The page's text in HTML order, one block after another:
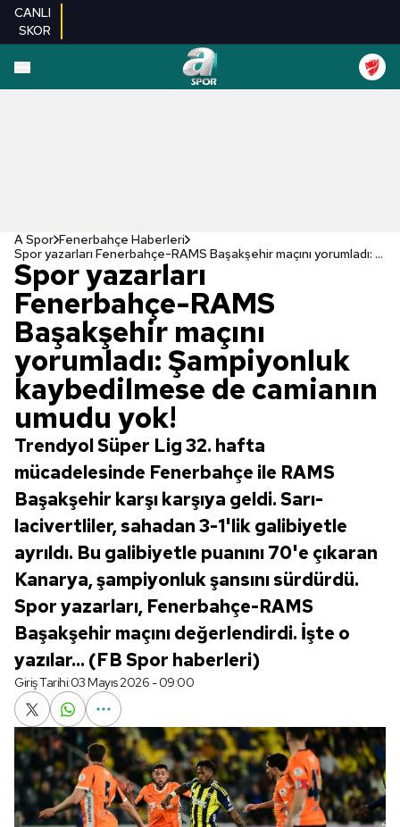
CANLI
SKOR
A Spor Fenerbahçe Haberleri
Spor yazarları Fenerbahçe-RAMS Başakşehir maçını yorumladı: Şampiyonluk kaybedilmese de camianın umudu yok!
Spor yazarları
Fenerbahçe-RAMS
Başakşehir maçını
yorumladı: Şampiyonluk
kaybedilmese de camianın
umudu yok!
Trendyol Süper Lig 32. hafta
mücadelesinde Fenerbahçe ile RAMS
Başakşehir karşı karşıya geldi. Sarı-
lacivertliler, sahadan 3-1'lik galibiyetle
ayrıldı. Bu galibiyetle puanını 70'e çıkaran
Kanarya, şampiyonluk şansını sürdürdü.
Spor yazarları, Fenerbahçe-RAMS
Başakşehir maçını değerlendirdi. İşte o
yazılar... (FB Spor haberleri)
Giriş Tarihi:03 Mayıs 2026 - 09:00